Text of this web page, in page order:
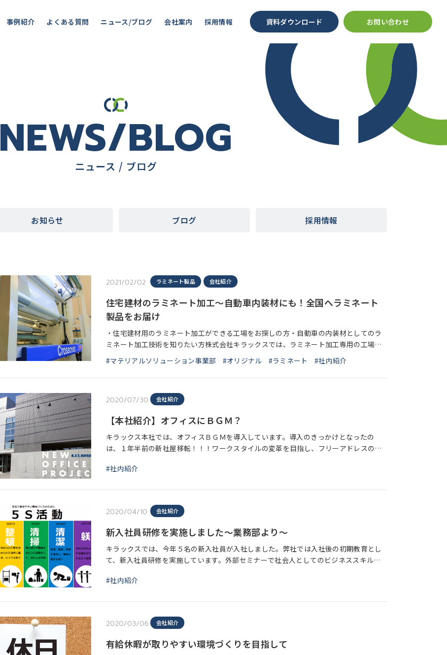
事例紹介 よくある質問 ニュース/ブログ 会社案内 採用情報 資料ダウンロード お問い合わせ
NEWS/BLOG
ニュース / ブログ
お知らせ ブログ 採用情報
2021/02/02 ラミネート製品 会社紹介
住宅建材のラミネート加工～自動車内装材にも！全国へラミネート
製品をお届け
・住宅建材用のラミネート加工ができる工場をお探しの方・自動車の内装材としてのラ
ミネート加工技術を知りたい方株式会社キラックスでは、ラミネート加工専用の工場に
て、住宅建材や自動車内装材のラミネート製品を製造しています。ラミネートと聞くと
包装・
#マテリアルソリューション事業部 #オリジナル #ラミネート #社内紹介
2020/07/30 会社紹介
【本社紹介】オフィスにＢＧＭ？
キラックス本社では、オフィスＢＧＭを導入しています。導入のきっかけとなったの
は、１年半前の新社屋移転！！！ワークスタイルの変革を目指し、フリーアドレスの導
し
#社内紹介
2020/04/10 会社紹介
新入社員研修を実施しました～業務部より～
キラックスでは、今年５名の新入社員が入社しました。弊社では入社後の初期教育とし
て、新入社員研修を実施しています。外部セミナーで社会人としてのビジネススキルを
があり
#社内紹介
2020/03/06 会社紹介
有給休暇が取りやすい環境づくりを目指して